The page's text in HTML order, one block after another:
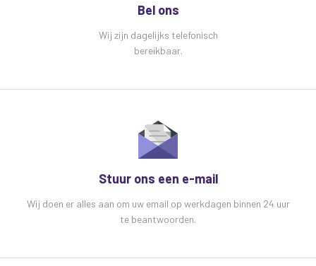
Bel ons
Wij zijn dagelijks telefonisch
bereikbaar.
Stuur ons een e-mail
Wij doen er alles aan om uw email op werkdagen binnen 24 uur
te beantwoorden.